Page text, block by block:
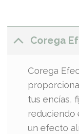
Corega
Corega
tus encías,
reduciendo
un efecto